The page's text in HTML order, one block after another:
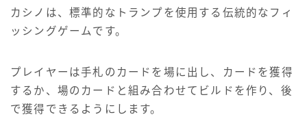
カシノは、標準的なトランプを使用する伝統的なフィ
ッシングゲームです。
プレイヤーは手札のカードを場に出し、カードを獲得
するか、場のカードと組み合わせてビルドを作り、後
で獲得できるようにします。